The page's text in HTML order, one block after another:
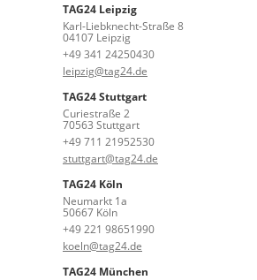
TAG24 Leipzig
Karl-Liebknecht-Straße 8
04107 Leipzig
+49 341 24250430
leipzig@tag24.de
TAG24 Stuttgart
Curiestraße 2
70563 Stuttgart
+49 711 21952530
stuttgart@tag24.de
TAG24 Köln
Neumarkt 1a
50667 Köln
+49 221 98651990
koeln@tag24.de
TAG24 München